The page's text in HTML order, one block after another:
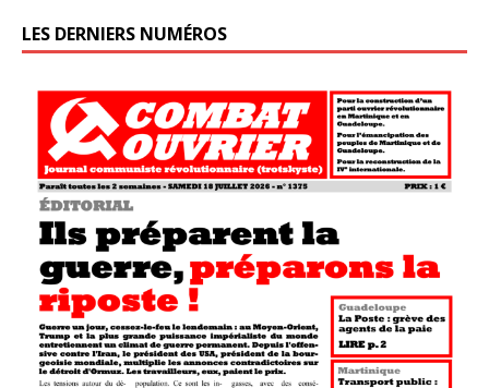
LES DERNIERS NUMÉROS